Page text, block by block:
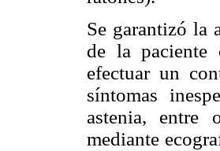
Se garantizó la
de la paciente
efectuar un
síntomas
astenia, entre
mediante